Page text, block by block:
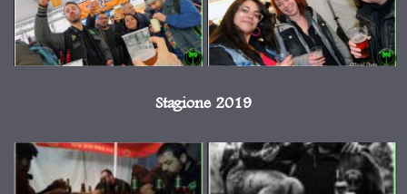
Stagione 2019